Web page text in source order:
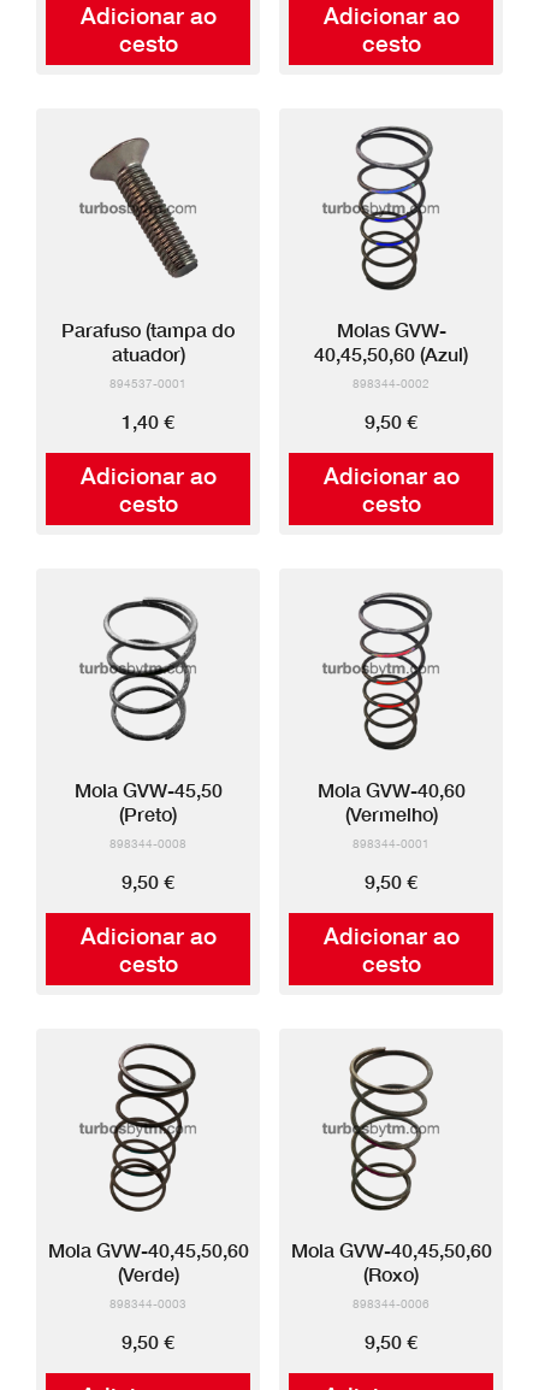
Adicionar ao
cesto
Adicionar ao
cesto
Adicionar ao
cesto
Parafuso (tampa do
atuador)
894537-0001
1,40 €
Adicionar ao
cesto
Molas GVW-
40,45,50,60 (Azul)
898344-0002
9,50 €
Adicionar ao
cesto
Mola GVW-45,50
(Preto)
898344-0008
9,50 €
Adicionar ao
cesto
Mola GVW-40,60
(Vermelho)
898344-0001
9,50 €
Mola GVW-40,45,50,60
(Verde)
898344-0003
9,50 €
Mola GVW-40,45,50,60
(Roxo)
898344-0006
9,50 €